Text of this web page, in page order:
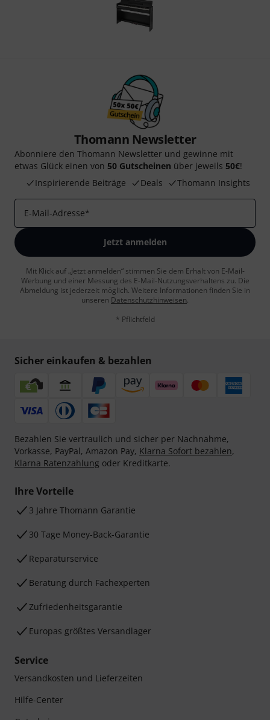
Thomann Newsletter
Abonniere den Thomann Newsletter und gewinne mit
etwas Glück einen von 50 Gutscheinen über jeweils 50€!
Inspirierende Beiträge
Deals Thomann Insights
E-Mail-Adresse*
Jetzt anmelden
Mit Klick auf „Jetzt anmelden“ stimmen Sie dem Erhalt von E-Mail-
Werbung und einer Messung des E-Mail-Nutzungsverhaltens zu. Die
Abmeldung ist jederzeit möglich. Weitere Informationen finden Sie in
unseren Datenschutzhinweisen.
* Pflichtfeld
Sicher einkaufen & bezahlen
Bezahlen Sie vertraulich und sicher per Nachnahme,
Vorkasse, PayPal, Amazon Pay, Klarna Sofort bezahlen,
Klarna Ratenzahlung oder Kreditkarte.
Ihre Vorteile
3 Jahre Thomann Garantie
30 Tage Money-Back-Garantie
Reparaturservice
Beratung durch Fachexperten
Zufriedenheitsgarantie
Europas größtes Versandlager
Service
Versandkosten und Lieferzeiten
Hilfe-Center